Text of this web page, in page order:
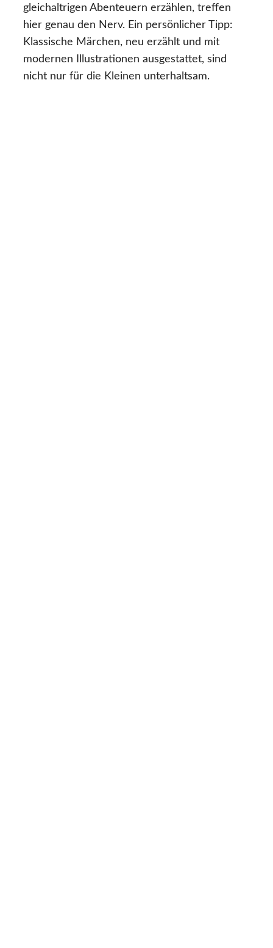
gleichaltrigen Abenteuern erzählen, treffen
hier genau den Nerv. Ein persönlicher Tipp:
Klassische Märchen, neu erzählt und mit
modernen Illustrationen ausgestattet, sind
nicht nur für die Kleinen unterhaltsam.